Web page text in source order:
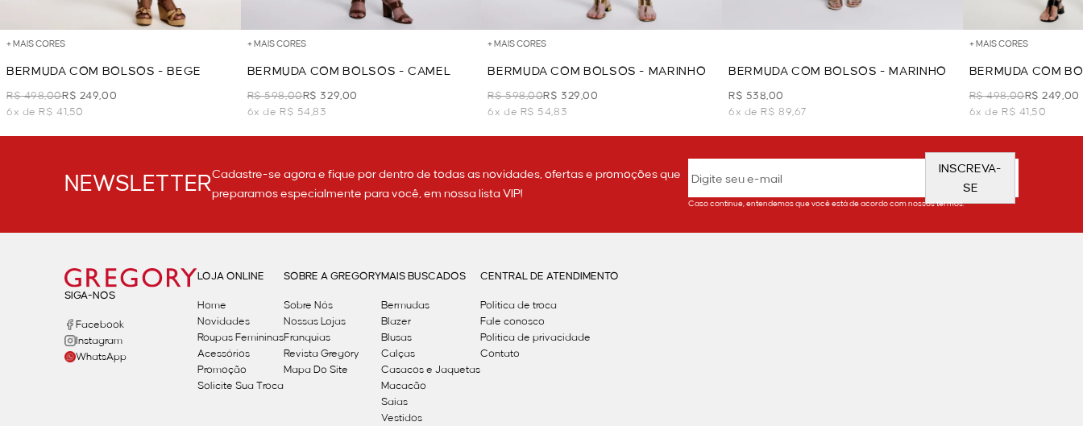
+ MAIS CORES
BERMUDA COM BOLSOS - BEGE
R$ 498,00R$ 249,00
6x de R$ 41,50
+ MAIS CORES
BERMUDA COM BOLSOS - CAMEL
R$ 598,00R$ 329,00
6x de R$ 54,83
+ MAIS CORES
BERMUDA COM BOLSOS - MARINHO
R$ 598,00R$ 329,00
6x de R$ 54,83
BERMUDA COM BOLSOS - MARINHO
R$ 538,00
6x de R$ 89,67
+ MAIS CORES
BERMUDA COM
R$ 498,00R$ 249,00
6x de R$ 41,50
NEWSLETTERCadastre-se agora e fique por dentro de todas as novidades, ofertas e promoções que
preparamos especialmente para você, em nossa lista VIP!
INSCREVA-
SE
Caso continue, entendemos que você está de acordo com nossos termos.
SIGA-NOS
Facebook
Instagram
WhatsApp
LOJA ONLINE
Home
Novidades
Roupas Femininas
Acessórios
Promoção
Solicite Sua Troca
SOBRE A GREGORY
Sobre Nós
Nossas Lojas
Franquias
Revista Gregory
Mapa Do Site
MAIS BUSCADOS
Bermudas
Blazer
Blusas
Calças
Casacos e Jaquetas
Macacão
Saias
Vestidos
CENTRAL DE ATENDIMENTO
Política de troca
Fale conosco
Politica de privacidade
Contato